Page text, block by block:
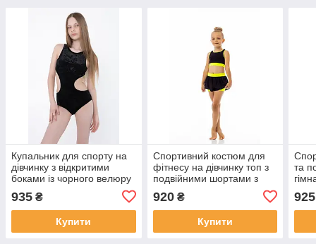
Купальник для спорту на
дівчинку з відкритими
боками із чорного велюру
935 ₴
Купити
Спортивний костюм для
фітнесу на дівчинку топ з
подвійними шортами з
біфлексу і куліра Жасмин
р. 26-44
920₴
Купити
та
925